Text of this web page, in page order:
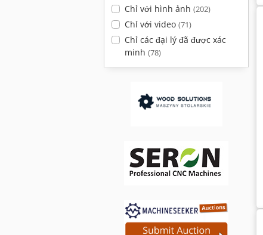
Chỉ với hình ảnh (202)
Chỉ với video (71)
Chỉ các đại lý đã được xác
minh (78)